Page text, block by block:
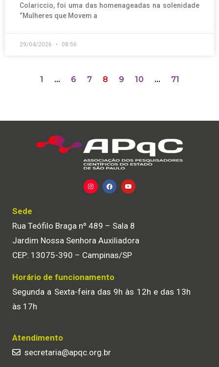
Colariccio, foi uma das homenageadas na solenidade
“Mulheres que Movem a
29/04/2026 08:56
1 … 6 7 8 9 10 … 71
Sede
Rua Teófilo Braga nº 489 – Sala 8
Jardim Nossa Senhora Auxiliadora
CEP: 13075-390 – Campinas/SP
Horário de funcionamento
Segunda a Sexta-feira das 9h às 12h e das 13h
às 17h
Atendimento
secretaria@apqc.org.br